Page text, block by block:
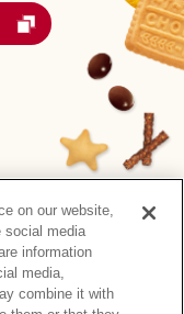
on our website,
social media
information
media,
combine it with